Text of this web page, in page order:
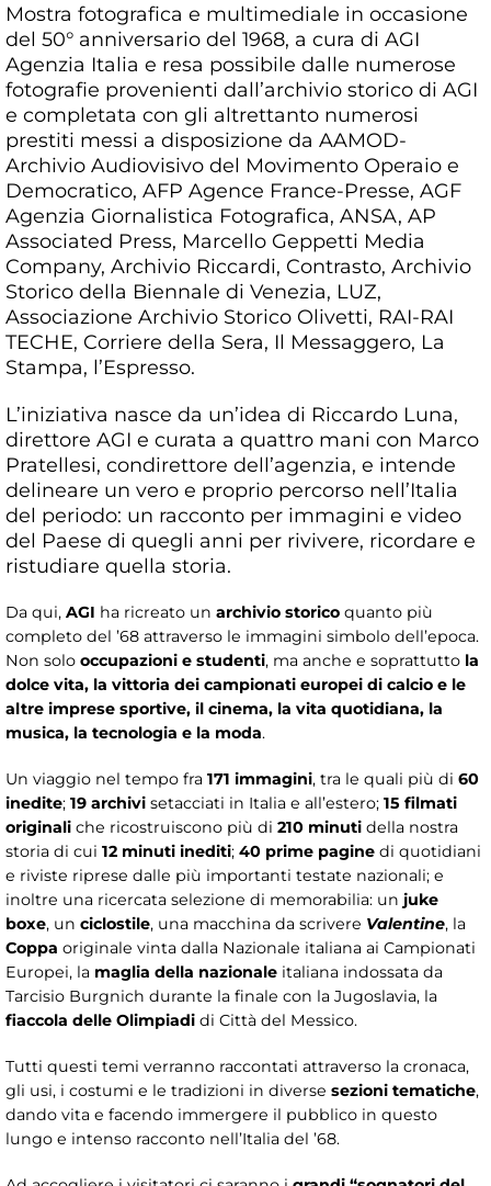
Mostra fotografica e multimediale in occasione
del 50° anniversario del 1968, a cura di AGI
Agenzia Italia e resa possibile dalle numerose
fotografie provenienti dall’archivio storico di AGI
e completata con gli altrettanto numerosi
prestiti messi a disposizione da AAMOD-
Archivio Audiovisivo del Movimento Operaio e
Democratico, AFP Agence France-Presse, AGF
Agenzia Giornalistica Fotografica, ANSA, AP
Associated Press, Marcello Geppetti Media
Company, Archivio Riccardi, Contrasto, Archivio
Storico della Biennale di Venezia, LUZ,
Associazione Archivio Storico Olivetti, RAI-RAI
TECHE, Corriere della Sera, Il Messaggero, La
Stampa, l’Espresso.
L’iniziativa nasce da un’idea di Riccardo Luna,
direttore AGI e curata a quattro mani con Marco
Pratellesi, condirettore dell’agenzia, e intende
delineare un vero e proprio percorso nell’Italia
del periodo: un racconto per immagini e video
del Paese di quegli anni per rivivere, ricordare e
ristudiare quella storia.
Da qui, AGI ha ricreato un archivio storico quanto più
completo del ’68 attraverso le immagini simbolo dell’epoca.
Non solo occupazioni e studenti, ma anche e soprattutto la
dolce vita, la vittoria dei campionati europei di calcio e le
altre imprese sportive, il cinema, la vita quotidiana, la
musica, la tecnologia e la moda.
Un viaggio nel tempo fra 171 immagini, tra le quali più di 60
inedite; 19 archivi setacciati in Italia e all’estero; 15 filmati
originali che ricostruiscono più di 210 minuti della nostra
storia di cui 12 minuti inediti; 40 prime pagine di quotidiani
e riviste riprese dalle più importanti testate nazionali; e
inoltre una ricercata selezione di memorabilia: un juke
boxe, un ciclostile, una macchina da scrivere Valentine, la
Coppa originale vinta dalla Nazionale italiana ai Campionati
Europei, la maglia della nazionale italiana indossata da
Tarcisio Burgnich durante la finale con la Jugoslavia, la
fiaccola delle Olimpiadi di Città del Messico.
Tutti questi temi verranno raccontati attraverso la cronaca,
gli usi, i costumi e le tradizioni in diverse sezioni tematiche,
dando vita e facendo immergere il pubblico in questo
lungo e intenso racconto nell’Italia del ’68.